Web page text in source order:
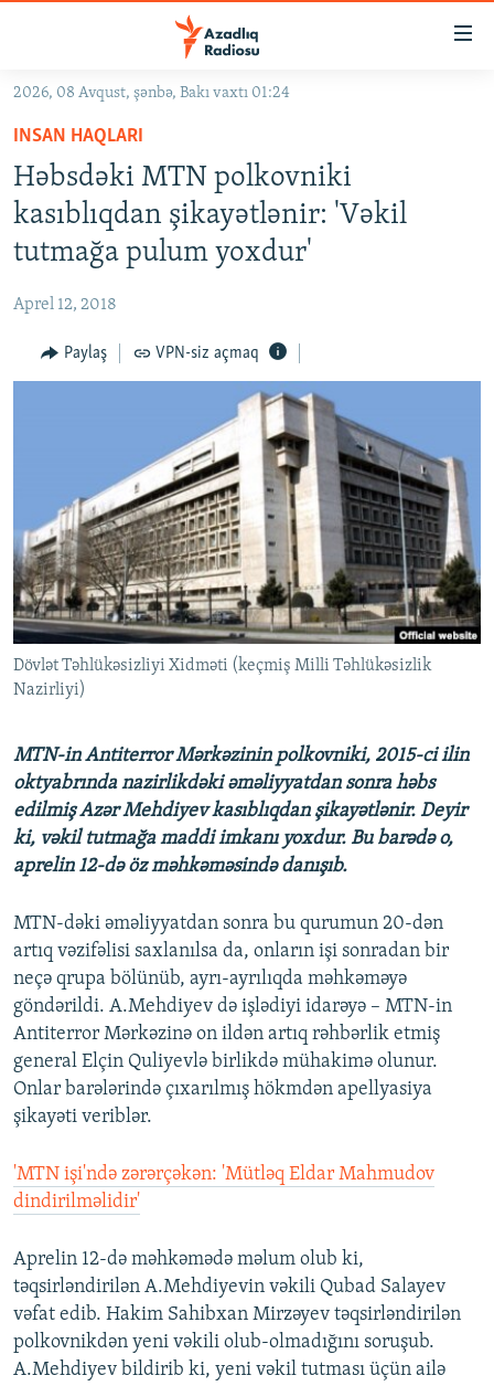
Əsas
qayıt
Əsas
naviqasiyaya
qayıt
Axtarışa
#İZAHLA
KORRUPSIOMETR
#ƏSLINDƏ
QANUNI DOĞRU
ARAŞDIRMA
FOTOQALEREYA
İNFOQRAFIKA
KARIKATURA
AZƏRBAYCAN ƏDƏBIYYATI KITABXANASI
İSLAM VƏ DEMOKRATIYA
İZ - MƏDƏNIYYƏT PROQRAMI
HAQQIMIZDA
MISSIYAMIZ
PEŞƏ ETIKASI VƏ JURNALISTIKA STANDARTLARIMIZ
MATERIALLARIMIZDAN ISTIFADƏ
AZADLIQRADIOSU MOBIL TELEFONUNUZDA
BIZIMLƏ ƏLAQƏ
BIZI IZLƏ
RFE/RL-in bütün saytları
2026, 08 Avqust, şənbə, Bakı vaxtı 01:24
INSAN HAQLARI
Həbsdəki MTN polkovniki
kasıblıqdan şikayətlənir: 'Vəkil
tutmağa pulum yoxdur'
Aprel 12, 2018
Paylaş VPN-siz açmaq
Dövlət Təhlükəsizliyi Xidməti (keçmiş Milli Təhlükəsizlik
Nazirliyi)
MTN-in Antiterror Mərkəzinin polkovniki, 2015-ci ilin
oktyabrında nazirlikdəki əməliyyatdan sonra həbs
edilmiş Azər Mehdiyev kasıblıqdan şikayətlənir. Deyir
ki, vəkil tutmağa maddi imkanı yoxdur. Bu barədə o,
aprelin 12-də öz məhkəməsində danışıb.
MTN-dəki əməliyyatdan sonra bu qurumun 20-dən
artıq vəzifəlisi saxlanılsa da, onların işi sonradan bir
neçə qrupa bölünüb, ayrı-ayrılıqda məhkəməyə
göndərildi. A.Mehdiyev də işlədiyi idarəyə – MTN-in
Antiterror Mərkəzinə on ildən artıq rəhbərlik etmiş
general Elçin Quliyevlə birlikdə mühakimə olunur.
Onlar barələrində çıxarılmış hökmdən apellyasiya
şikayəti veriblər.
'MTN işi'ndə zərərçəkən: 'Mütləq Eldar Mahmudov
dindirilməlidir'
Aprelin 12-də məhkəmədə məlum olub ki,
təqsirləndirilən A.Mehdiyevin vəkili Qubad Salayev
vəfat edib. Hakim Sahibxan Mirzəyev təqsirləndirilən
polkovnikdən yeni vəkili olub-olmadığını soruşub.
A.Mehdiyev bildirib ki, yeni vəkil tutması üçün ailə